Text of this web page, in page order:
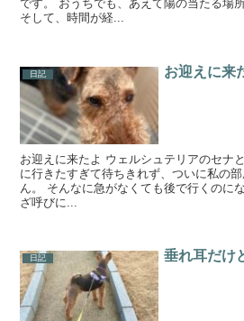
です。 おうちでも、あえて陽の当たる場
そして、時間が経...
日記 お迎えに来
お迎えに来たよ ウェルシュテリアのセナ
に行きたすぎて待ちきれず、ついに私の
ん。 そんなに急がなくても後で行くのに
ざ呼びに...
日記 垂れ耳だけ